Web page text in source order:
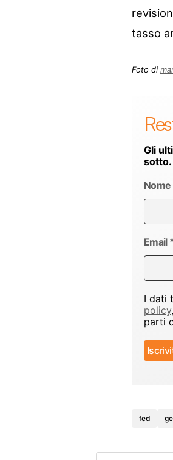
tasso
Foto di
Gli
sotto.
Nome
Email
I dati
policy
parti
fed